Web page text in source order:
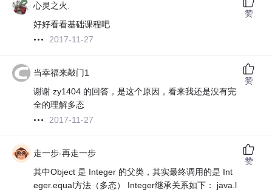
心灵之火.
好好看看基础课程吧
2017-11-27
赞
当幸福来敲门1
谢谢 zy1404 的回答，是这个原因，看来我还是没有完
全的理解多态
2017-11-27
赞
走一步-再走一步
其中Object 是 Integer 的父类，其实最终调用的是 Int
eger.equal方法（多态） Integer继承关系如下： java.l
赞